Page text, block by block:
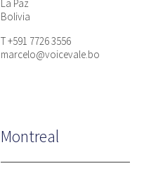
La Paz
Bolivia
T +591 7726 3556
marcelo@voicevale.bo
Montreal